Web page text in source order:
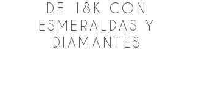
DE 18K CON
ESMERALDAS Y
DIAMANTES